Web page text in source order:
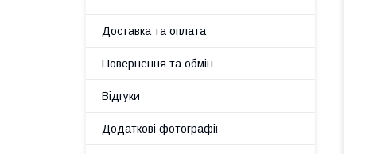
Доставка та оплата
Повернення та обмін
Відгуки
Додаткові фотографії